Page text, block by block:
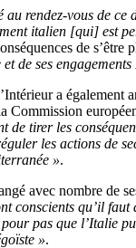
au rendez-vous de ce
italien [qui] est
de s’être
de ses engagements
a également
Commission
de tirer les
les actions de
».
avec nombre de
conscients qu’il
pas que l’Italie
».